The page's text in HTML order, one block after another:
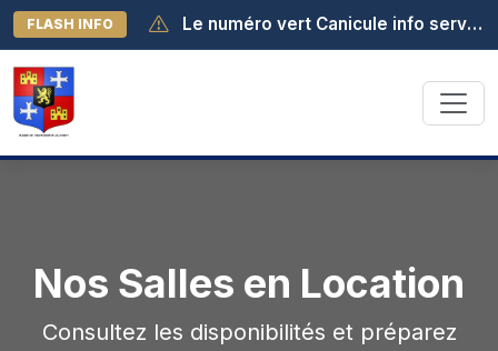
FLASH INFO Le numéro vert Canicule info service est activé au 0 800 06 66 66. Il est joignable de 8h à 19h (appel gratuit depuis la France métropolitaine).
Nos Salles en Location
Consultez les disponibilités et préparez